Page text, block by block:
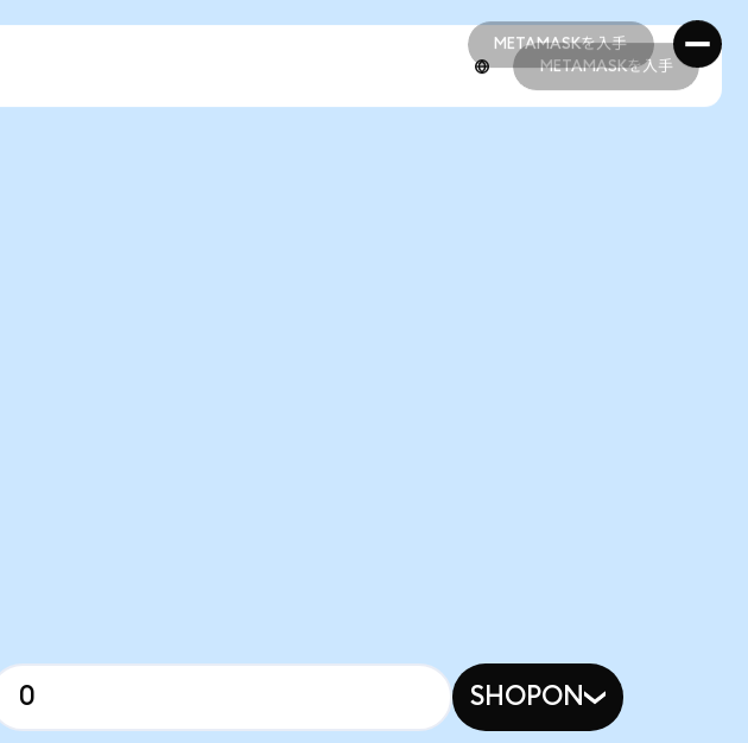
METAMASKを入手
METAMASKを入手
METAMASKを入手
SHOPON